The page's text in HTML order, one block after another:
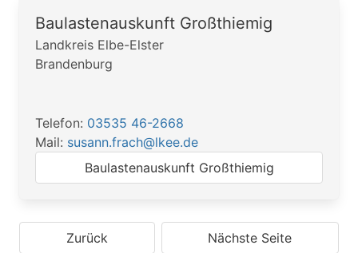
Baulastenauskunft Großthiemig
Landkreis Elbe-Elster
Brandenburg
Telefon: 03535 46-2668
Mail: susann.frach@lkee.de
Baulastenauskunft Großthiemig
Zurück Nächste Seite